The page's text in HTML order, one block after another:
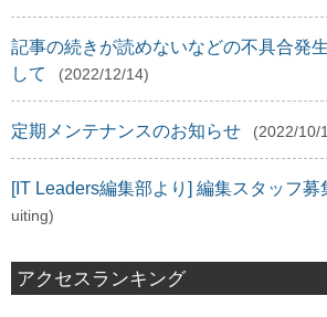
記事の続きが読めないなどの不具合発
して
(2022/12/14)
定期メンテナンスのお知らせ (2022/10/
[IT Leaders編集部より] 編集スタッフ募
uiting)
アクセスランキング